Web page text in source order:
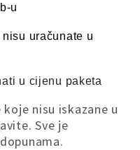
u
uračunate u
u cijenu paketa
nisu iskazane u
Sve je